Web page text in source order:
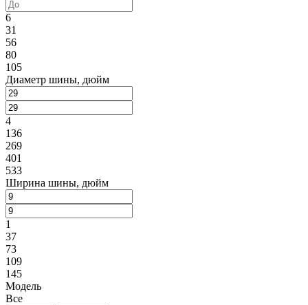
6
31
56
80
105
Диаметр шины, дюйм
4
136
269
401
533
Ширина шины, дюйм
1
37
73
109
145
Модель
Все